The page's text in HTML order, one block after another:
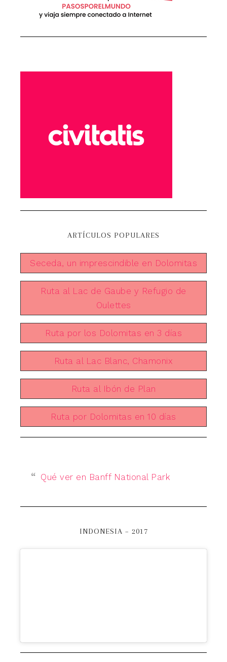
ARTÍCULOS POPULARES
Seceda, un imprescindible en Dolomitas
Ruta al Lac de Gaube y Refugio de
Oulettes
Ruta por los Dolomitas en 3 días
Ruta al Lac Blanc, Chamonix
Ruta al Ibón de Plan
Ruta por Dolomitas en 10 días
Qué ver en Banff National Park
INDONESIA – 2017